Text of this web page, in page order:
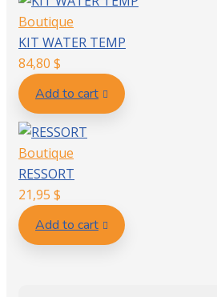
Boutique
KIT WATER TEMP
84,80 $
Add to cart
Boutique
RESSORT
21,95 $
Add to cart